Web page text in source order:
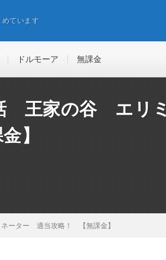
めています
ドルモーア 無課金
王家の谷 エリミ
】
ーター 適当攻略！ 【無課金】